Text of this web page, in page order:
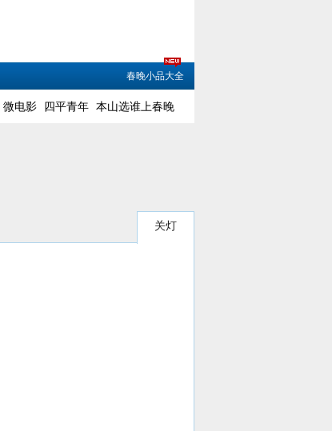
春晚小品大全
微电影 四平青年 本山选谁上春晚
关灯